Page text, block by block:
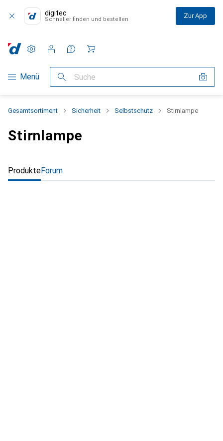
digitec
Schneller finden und bestellen Zur App
Navigation nach Kategorien
Menü Suche
Einstellungen
Kundenkonto
Vergleichslisten
Merklisten
Warenkorb
Gesamtsortiment Sicherheit Selbstschutz Stirnlampe
Stirnlampe
ProdukteForum